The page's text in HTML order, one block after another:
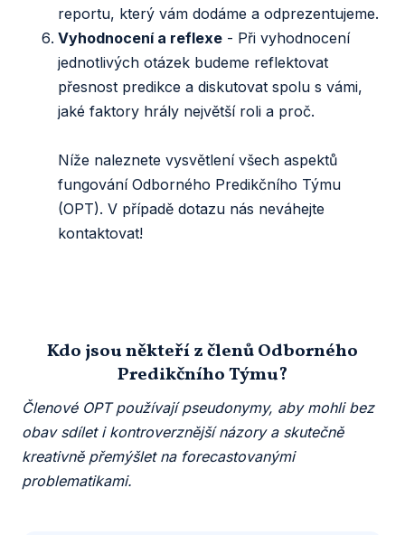
reportu, který vám dodáme a odprezentujeme.
Vyhodnocení a reflexe - Při vyhodnocení
jednotlivých otázek budeme reflektovat
přesnost predikce a diskutovat spolu s vámi,
jaké faktory hrály největší roli a proč.
Níže naleznete vysvětlení všech aspektů
fungování Odborného Predikčního Týmu
(OPT). V případě dotazu nás neváhejte
kontaktovat!
Kdo jsou někteří z členů Odborného
Predikčního Týmu?
Členové OPT používají pseudonymy, aby mohli bez
obav sdílet i kontroverznější názory a skutečně
kreativně přemýšlet na forecastovanými
problematikami.